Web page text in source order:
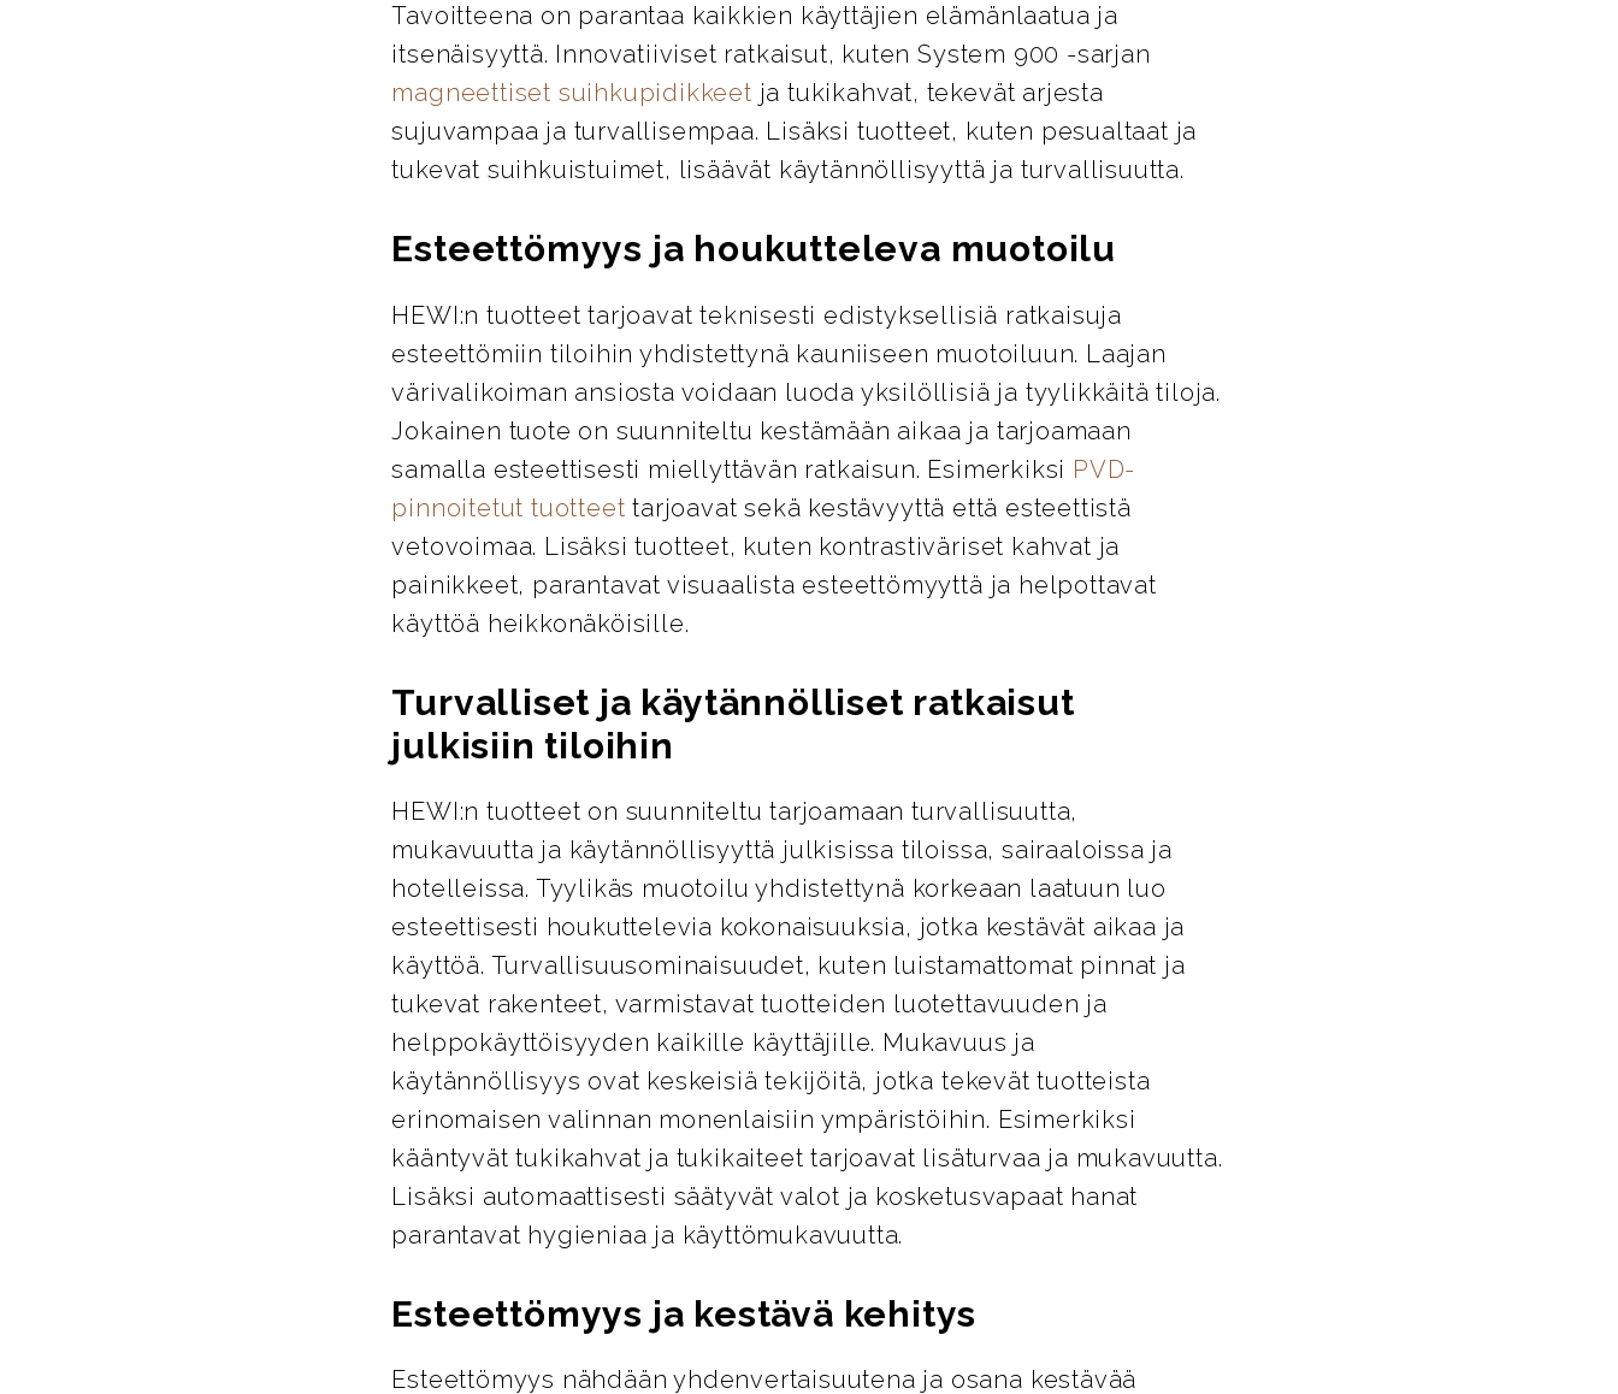
Tavoitteena on parantaa kaikkien käyttäjien elämänlaatua ja
itsenäisyyttä. Innovatiiviset ratkaisut, kuten System 900 -sarjan
magneettiset suihkupidikkeet ja tukikahvat, tekevät arjesta
sujuvampaa ja turvallisempaa. Lisäksi tuotteet, kuten pesualtaat ja
tukevat suihkuistuimet, lisäävät käytännöllisyyttä ja turvallisuutta.
Esteettömyys ja houkutteleva muotoilu
HEWI:n tuotteet tarjoavat teknisesti edistyksellisiä ratkaisuja
esteettömiin tiloihin yhdistettynä kauniiseen muotoiluun. Laajan
värivalikoiman ansiosta voidaan luoda yksilöllisiä ja tyylikkäitä tiloja.
Jokainen tuote on suunniteltu kestämään aikaa ja tarjoamaan
samalla esteettisesti miellyttävän ratkaisun. Esimerkiksi PVD-
pinnoitetut tuotteet tarjoavat sekä kestävyyttä että esteettistä
vetovoimaa. Lisäksi tuotteet, kuten kontrastiväriset kahvat ja
painikkeet, parantavat visuaalista esteettömyyttä ja helpottavat
käyttöä heikkonäköisille.
Turvalliset ja käytännölliset ratkaisut
julkisiin tiloihin
HEWI:n tuotteet on suunniteltu tarjoamaan turvallisuutta,
mukavuutta ja käytännöllisyyttä julkisissa tiloissa, sairaaloissa ja
hotelleissa. Tyylikäs muotoilu yhdistettynä korkeaan laatuun luo
esteettisesti houkuttelevia kokonaisuuksia, jotka kestävät aikaa ja
käyttöä. Turvallisuusominaisuudet, kuten luistamattomat pinnat ja
tukevat rakenteet, varmistavat tuotteiden luotettavuuden ja
helppokäyttöisyyden kaikille käyttäjille. Mukavuus ja
käytännöllisyys ovat keskeisiä tekijöitä, jotka tekevät tuotteista
erinomaisen valinnan monenlaisiin ympäristöihin. Esimerkiksi
kääntyvät tukikahvat ja tukikaiteet tarjoavat lisäturvaa ja mukavuutta.
Lisäksi automaattisesti säätyvät valot ja kosketusvapaat hanat
parantavat hygieniaa ja käyttömukavuutta.
Esteettömyys ja kestävä kehitys
Esteettömyys nähdään yhdenvertaisuutena ja osana kestävää